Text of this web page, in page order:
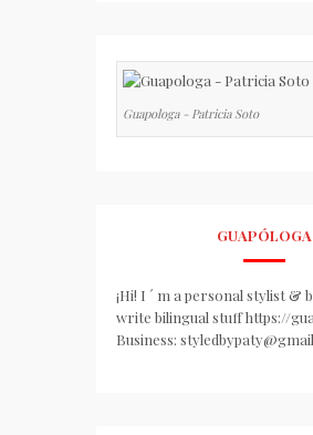
Guapologa - Patricia Soto
GUAPÓLOGA
¡Hi! I ´ m a personal stylist &
write bilingual stuff https://
Business: